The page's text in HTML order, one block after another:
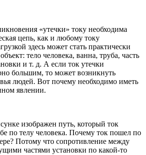
«утечки» току необходима
цепь, как и любому току
здесь может стать практически
тело человека, ванна, труба, часть
и т. д. А если ток утечки
большим, то может возникнуть
людей. Вот почему необходимо иметь
явлении.
изображен путь, который ток
по телу человека. Почему ток пошел по
Потому что сопротивление между
частями установки по какой-то